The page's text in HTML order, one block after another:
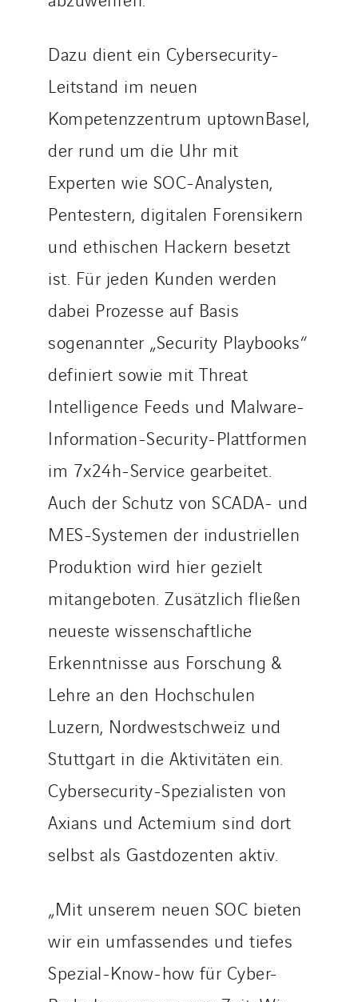
Dazu dient ein Cybersecurity-
Leitstand im neuen
Kompetenzzentrum uptownBasel,
der rund um die Uhr mit
Experten wie SOC-Analysten,
Pentestern, digitalen Forensikern
und ethischen Hackern besetzt
ist. Für jeden Kunden werden
dabei Prozesse auf Basis
sogenannter „Security Playbooks“
definiert sowie mit Threat
Intelligence Feeds und Malware-
Information-Security-Plattformen
im 7x24h-Service gearbeitet.
Auch der Schutz von SCADA- und
MES-Systemen der industriellen
Produktion wird hier gezielt
mitangeboten. Zusätzlich fließen
neueste wissenschaftliche
Erkenntnisse aus Forschung &
Lehre an den Hochschulen
Luzern, Nordwestschweiz und
Stuttgart in die Aktivitäten ein.
Cybersecurity-Spezialisten von
Axians und Actemium sind dort
selbst als Gastdozenten aktiv.
„Mit unserem neuen SOC bieten
wir ein umfassendes und tiefes
Spezial-Know-how für Cyber-